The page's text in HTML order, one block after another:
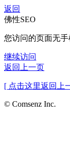
返回
佛性SEO
您访问的页面无
继续访问
返回上一页
[ 点击这里返回上
© Comsenz Inc.